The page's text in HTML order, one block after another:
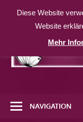
Inhalt
weitereNAVIGATION
Diese Website
Website
Mehr